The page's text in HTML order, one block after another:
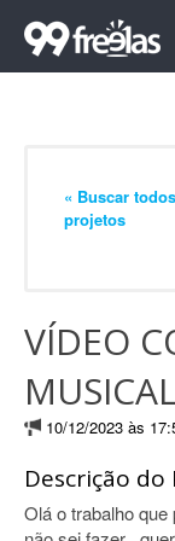
« Buscar
projetos
VÍDEO
MUSICAL
10/12/2023 às
Descrição do
Olá o trabalho